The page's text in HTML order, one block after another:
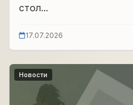
стол...
17.07.2026
Новости